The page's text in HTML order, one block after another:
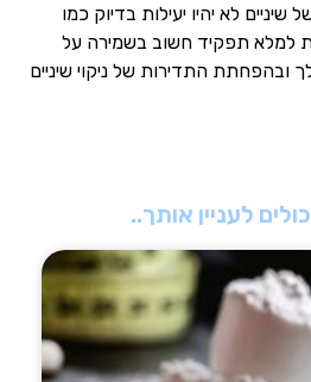
שיניים לא יהיו יעילות בדיוק כמו
למלא תפקיד חשוב בשמירה על
ובהפחתת התדירות של ניקוי שיניים
לעניין אותך..